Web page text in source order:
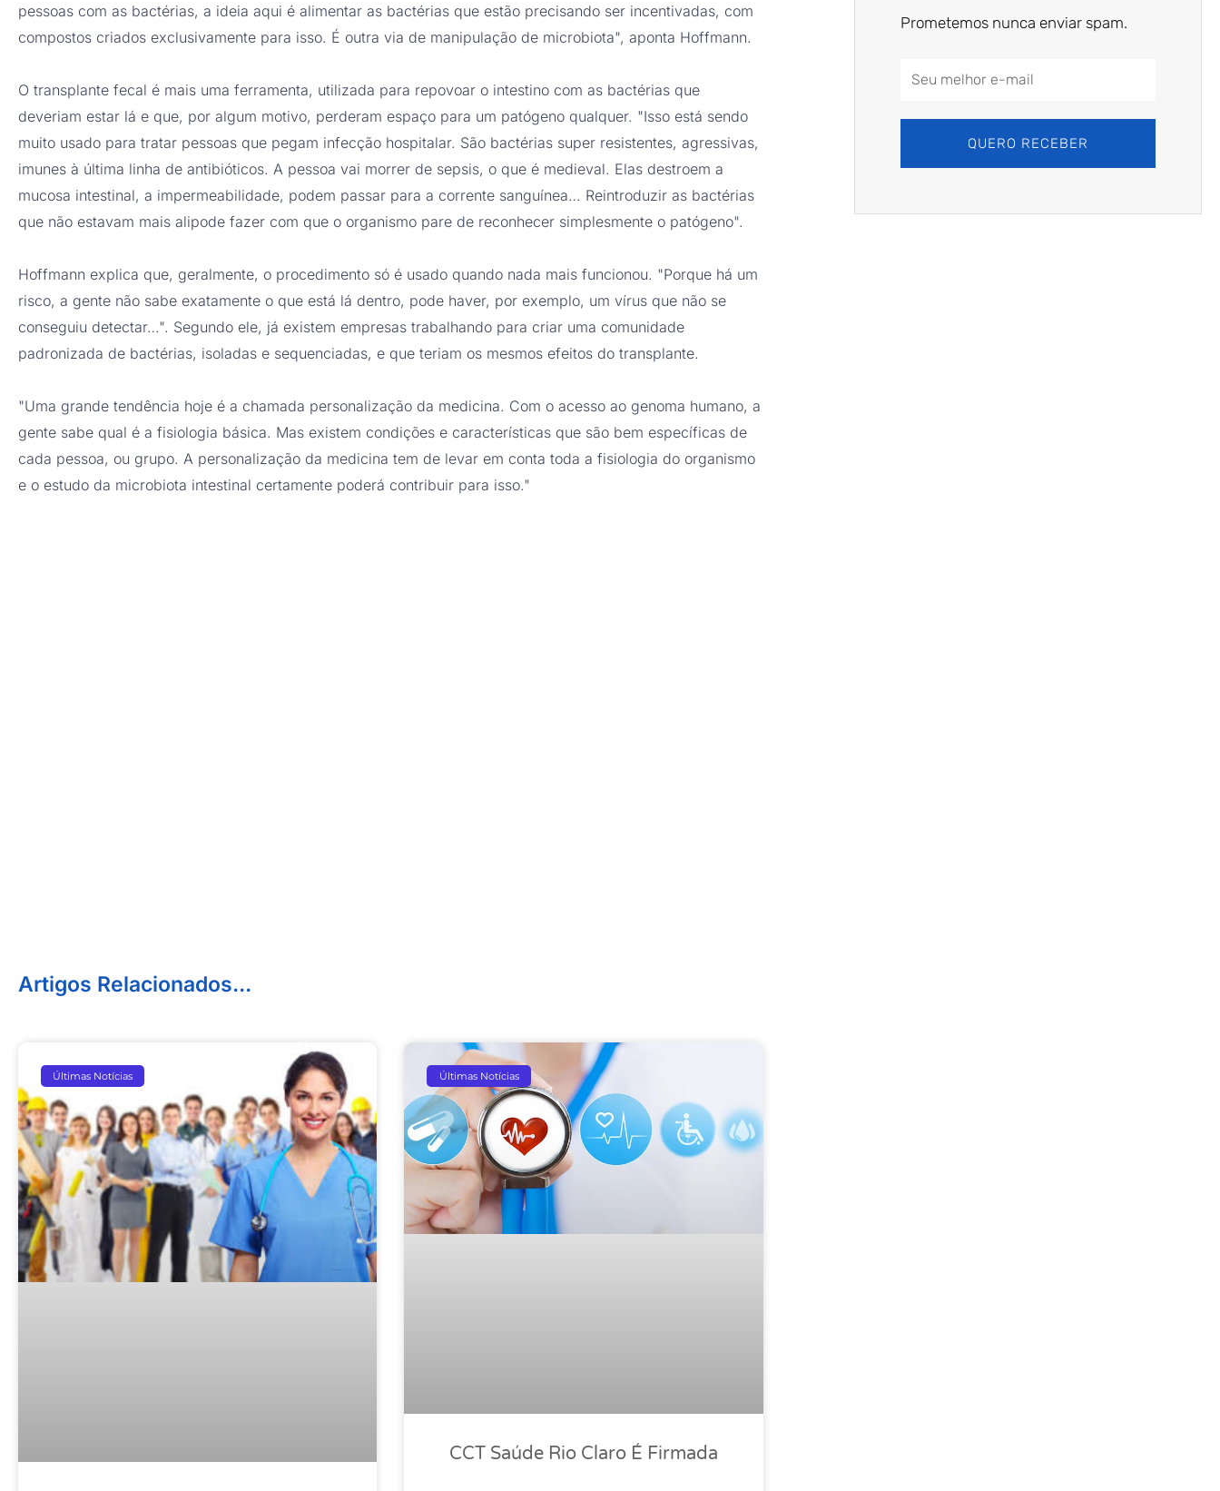
pessoas com as bactérias, a ideia aqui é alimentar as bactérias que estão precisando ser incentivadas, com
compostos criados exclusivamente para isso. É outra via de manipulação de microbiota", aponta Hoffmann.
O transplante fecal é mais uma ferramenta, utilizada para repovoar o intestino com as bactérias que
deveriam estar lá e que, por algum motivo, perderam espaço para um patógeno qualquer. "Isso está sendo
muito usado para tratar pessoas que pegam infecção hospitalar. São bactérias super resistentes, agressivas,
imunes à última linha de antibióticos. A pessoa vai morrer de sepsis, o que é medieval. Elas destroem a
mucosa intestinal, a impermeabilidade, podem passar para a corrente sanguínea… Reintroduzir as bactérias
que não estavam mais alipode fazer com que o organismo pare de reconhecer simplesmente o patógeno".
Hoffmann explica que, geralmente, o procedimento só é usado quando nada mais funcionou. "Porque há um
risco, a gente não sabe exatamente o que está lá dentro, pode haver, por exemplo, um vírus que não se
conseguiu detectar…". Segundo ele, já existem empresas trabalhando para criar uma comunidade
padronizada de bactérias, isoladas e sequenciadas, e que teriam os mesmos efeitos do transplante.
"Uma grande tendência hoje é a chamada personalização da medicina. Com o acesso ao genoma humano, a
gente sabe qual é a fisiologia básica. Mas existem condições e características que são bem específicas de
cada pessoa, ou grupo. A personalização da medicina tem de levar em conta toda a fisiologia do organismo
e o estudo da microbiota intestinal certamente poderá contribuir para isso."
Artigos Relacionados...
Últimas Notícias Últimas Notícias
CCT Saúde Rio Claro É Firmada
Prometemos nunca enviar spam.
Email
QUERO RECEBER